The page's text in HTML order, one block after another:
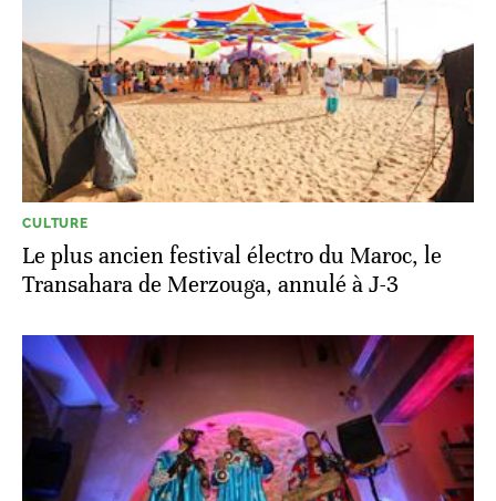
CULTURE
Le plus ancien festival électro du Maroc, le
Transahara de Merzouga, annulé à J-3